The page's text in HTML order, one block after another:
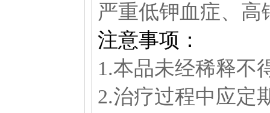
严重低钾血症、
注意事项：
1.本品未经稀释不
2.治疗过程中应定